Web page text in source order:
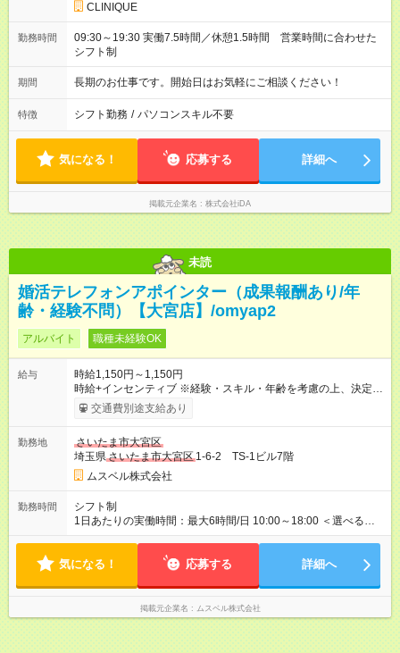
CLINIQUE
勤務時間
09:30～19:30 実働7.5時間／休憩1.5時間 営業時間に合わせた
シフト制
期間 長期のお仕事です。開始日はお気軽にご相談ください！
特徴 シフト勤務 / パソコンスキル不要
気になる！ 応募する 詳細へ
掲載元企業名 株式会社iDA
未読
婚活テレフォンアポインター（成果報酬あり/年
齢・経験不問）【大宮店】/omyap2
アルバイト 職種未経験OK
給与
時給1,150円～1,150円
時給+インセンティブ ※経験・スキル・年齢を考慮の上、決定し
ます。 《成果に応じたインセンティブ支給例》 テレアポ未経
験、入社5ヶ月目の女性パートさんが、時給に加えて、月7万円
果・貢献に応じた報酬制度が導入されています。 ※試用期間は3
ヶ月で、その間は有期契約です。そのほかの条件に変更はあり
ません。 【試用期間】試用期間あり 試用期間の長さ：2ヶ月
※ 雇用形態と給与に、本採用時と異なる部分があります。 雇用
形態：中途採用（契約社員） 給与：本採用時と同じです。 ※試
用期間は2ヶ月で、その間は有期契約です。そのほかの条件に変
間3ヶ月になります。
交通費別途支給あり
勤務地
さいたま市大宮区
埼玉県さいたま市大宮区 1-6-2 TS-1ビル7階
ムスベル株式会社
勤務時間
シフト制
1日あたりの実働時間：最大6時間/日 10:00～18:00 ＜選べるシ
フト＞ (1)10:00～16:00 (2)10:00～17:00 (3)10:00～18:00 ◎
（希望シフト制） ◎原則定時退社／残業はほとんどありませ
気になる！ 応募する 詳細へ
掲載元企業名 ムスベル株式会社